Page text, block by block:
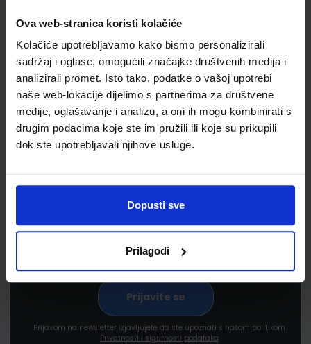
Ova web-stranica koristi kolačiće
Kolačiće upotrebljavamo kako bismo personalizirali
sadržaj i oglase, omogućili značajke društvenih medija i
analizirali promet. Isto tako, podatke o vašoj upotrebi
naše web-lokacije dijelimo s partnerima za društvene
medije, oglašavanje i analizu, a oni ih mogu kombinirati s
drugim podacima koje ste im pružili ili koje su prikupili
dok ste upotrebljavali njihove usluge.
Dopusti sve
Prilagodi
Newsletter prijava
Prijavite se kako bi primali informacije o novim
pogodnostima
Prijavom na newsletter izjavljujete da ste upoznati s našom politikom
Privatnosti i sigurnosti podataka